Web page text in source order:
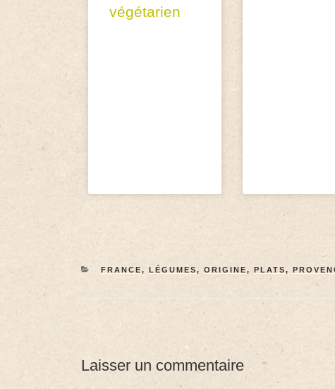
végétarien
FRANCE, LÉGUMES, ORIGINE, PLATS,
Laisser un commentaire